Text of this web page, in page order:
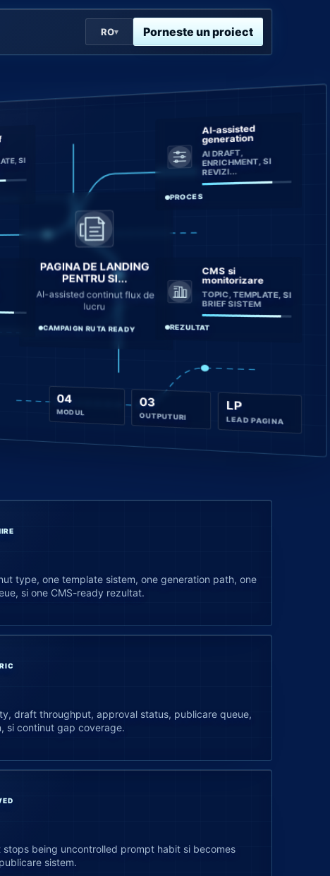
RO▾ Porneste un proiect
PAGINA DE LANDING
PENTRU SI...
AI-assisted continut flux de
lucru
CAMPAIGN RUTA READY
SI
AI-assisted
generation
AI DRAFT,
ENRICHMENT, SI
REVIZI...
PROCES
CMS si
monitorizare
TOPIC, TEMPLATE, SI
BRIEF SISTEM
REZULTAT
04
MODUL
03
OUTPUTURI
LP
LEAD PAGINA
type, one template sistem, one generation path, one
si one CMS-ready rezultat.
draft throughput, approval status, publicare queue,
si continut gap coverage.
stops being uncontrolled prompt habit si becomes
sistem.